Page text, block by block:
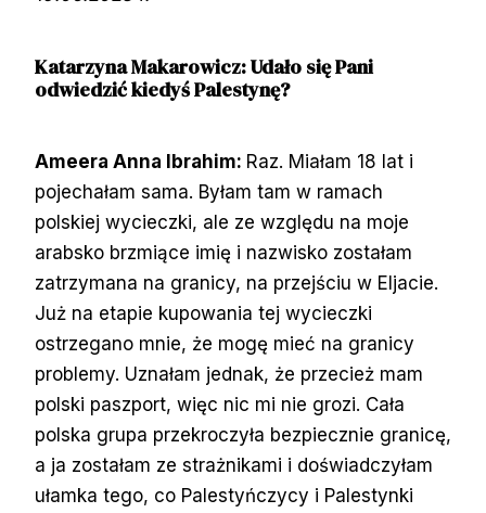
Katarzyna Makarowicz:Udało się Pani
odwiedzić kiedyś Palestynę?
Ameera Anna Ibrahim: Raz. Miałam 18 lat i
pojechałam sama. Byłam tam w ramach
polskiej wycieczki, ale ze względu na moje
arabsko brzmiące imię i nazwisko zostałam
zatrzymana na granicy, na przejściu w Eljacie.
Już na etapie kupowania tej wycieczki
ostrzegano mnie, że mogę mieć na granicy
problemy. Uznałam jednak, że przecież mam
polski paszport, więc nic mi nie grozi. Cała
polska grupa przekroczyła bezpiecznie granicę,
a ja zostałam ze strażnikami i doświadczyłam
ułamka tego, co Palestyńczycy i Palestynki